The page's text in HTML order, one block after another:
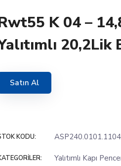
K 04 –
Satın Al
KODU: ASP240.0101.1104
Yalıtımlı Kapı